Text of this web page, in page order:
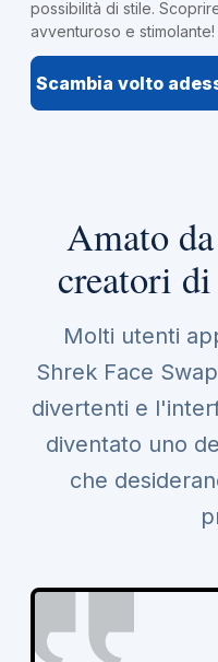
possibilità di stile.
avventuroso e stimolante!
Scambia volto
Amato
creatori
Molti utenti
Shrek Face
divertenti e
diventato uno
che